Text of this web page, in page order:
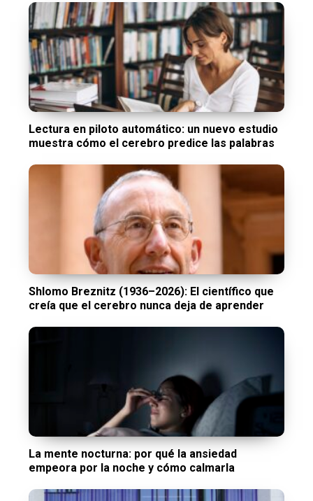
Lectura en piloto automático: un nuevo estudio
muestra cómo el cerebro predice las palabras
Shlomo Breznitz (1936–2026): El científico que
creía que el cerebro nunca deja de aprender
La mente nocturna: por qué la ansiedad
empeora por la noche y cómo calmarla